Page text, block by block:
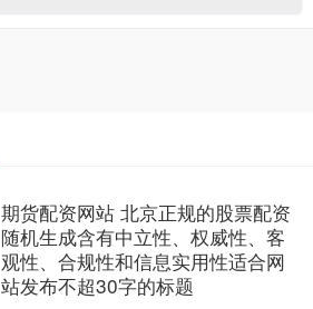
期货配资网站 北京正规的股票配资
随机生成含有中立性、权威性、客
观性、合规性和信息实用性适合网
站发布不超30字的标题